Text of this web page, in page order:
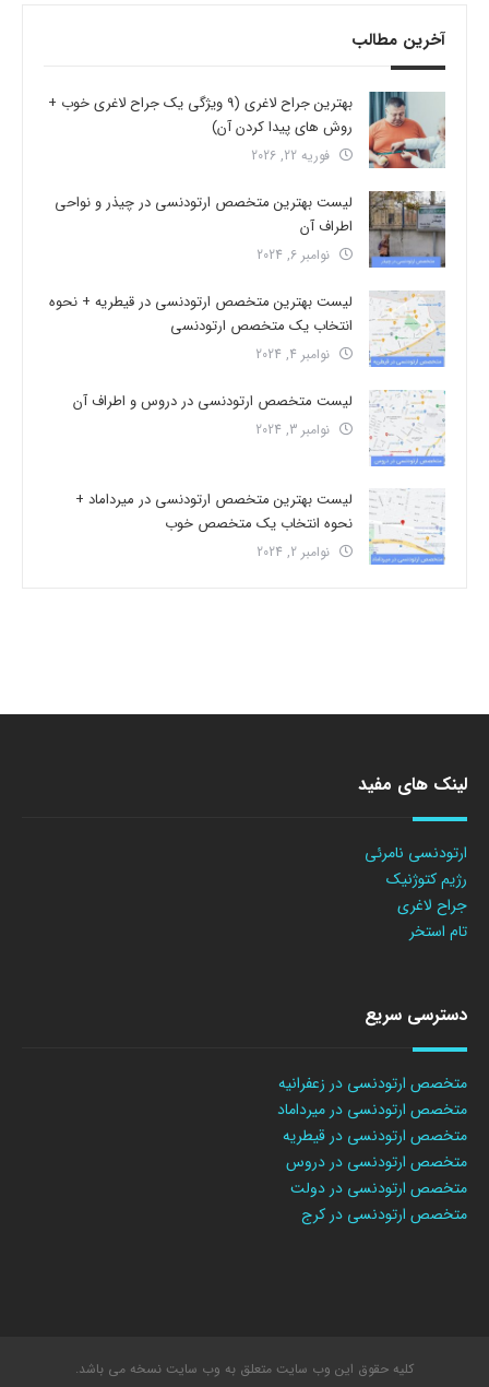
آخرین مطالب
بهترین جراح لاغری (9 ویژگی یک جراح لاغری خوب +
روش های پیدا کردن آن)
فوریه 22, 2026
لیست بهترین متخصص ارتودنسی در چیذر و نواحی
اطراف آن
نوامبر 6, 2024
لیست بهترین متخصص ارتودنسی در قیطریه + نحوه
انتخاب یک متخصص ارتودنسی
نوامبر 4, 2024
لیست متخصص ارتودنسی در دروس و اطراف آن
نوامبر 3, 2024
لیست بهترین متخصص ارتودنسی در میرداماد +
نحوه انتخاب یک متخصص خوب
نوامبر 2, 2024
لینک های مفید
ارتودنسی نامرئی
رژیم کتوژنیک
جراح لاغری
تام استخر
دسترسی سریع
متخصص ارتودنسی در زعفرانیه
متخصص ارتودنسی در میرداماد
متخصص ارتودنسی در قیطریه
متخصص ارتودنسی در دروس
متخصص ارتودنسی در دولت
متخصص ارتودنسی در کرج
کلیه حقوق این وب سایت متعلق به وب سایت نسخه می باشد.